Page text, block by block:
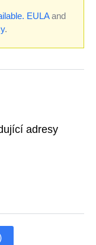
EULAand
.
adresy